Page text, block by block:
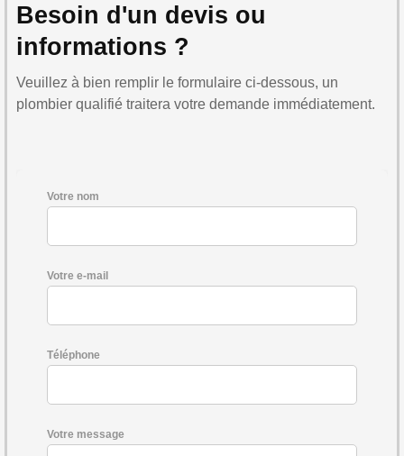
Besoin d'un devis ou
informations ?
Veuillez à bien remplir le formulaire ci-dessous, un
plombier qualifié traitera votre demande immédiatement.
Votre nom
Votre e-mail
Téléphone
Votre message